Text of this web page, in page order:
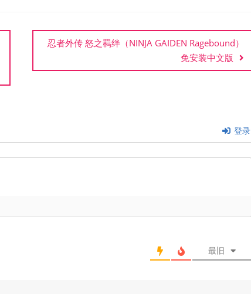
忍者外传 怒之羁绊（NINJA GAIDEN Ragebound）
免安装中文版
登录
最旧